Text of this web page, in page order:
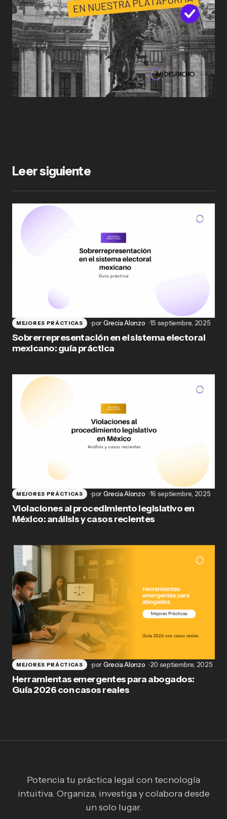
Leer siguiente
MEJORES PRÁCTICAS porGrecia Alonzo 15 septiembre, 2025
Sobrerrepresentación en el sistema electoral
mexicano: guía práctica
MEJORES PRÁCTICAS porGrecia Alonzo 16 septiembre, 2025
Violaciones al procedimiento legislativo en
México: análisis y casos recientes
MEJORES PRÁCTICAS porGrecia Alonzo 20 septiembre, 2025
Herramientas emergentes para abogados:
Guía 2026 con casos reales
Potencia tu práctica legal con tecnología
intuitiva. Organiza, investiga y colabora desde
un solo lugar.